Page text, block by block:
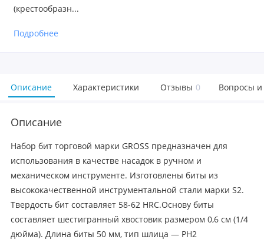
(крестообразн...
Подробнее
Описание Характеристики Отзывы 0 Вопросы и
Описание
Набор бит торговой марки GROSS предназначен для
использования в качестве насадок в ручном и
механическом инструменте. Изготовлены биты из
высококачественной инструментальной стали марки S2.
Твердость бит составляет 58-62 HRС.Основу биты
составляет шестигранный хвостовик размером 0,6 см (1/4
дюйма). Длина биты 50 мм, тип шлица — PH2